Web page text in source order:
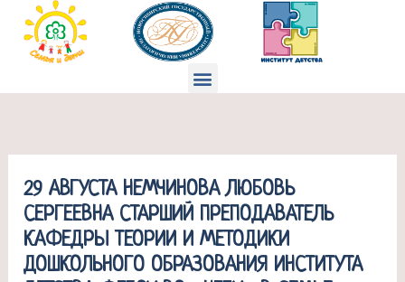
Перейти
содержимому
Меню
29 АВГУСТА НЕМЧИНОВА ЛЮБОВЬ
СЕРГЕЕВНА СТАРШИЙ ПРЕПОДАВАТЕЛЬ
КАФЕДРЫ ТЕОРИИ И МЕТОДИКИ
ДОШКОЛЬНОГО ОБРАЗОВАНИЯ ИНСТИТУТА